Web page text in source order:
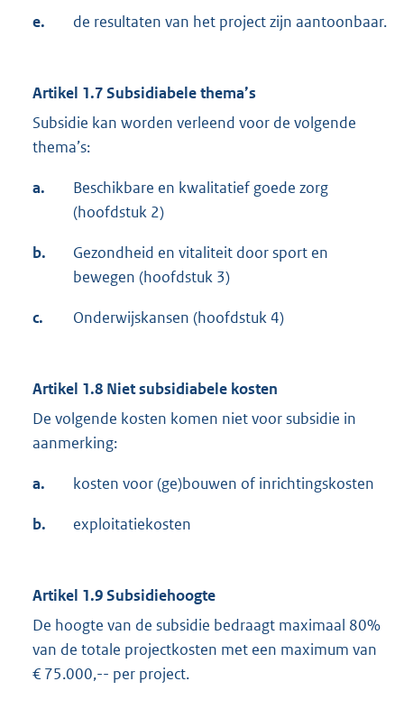
e. de resultaten van het project zijn aantoonbaar.
Artikel 1.7 Subsidiabele thema’s
Subsidie kan worden verleend voor de volgende
thema’s:
a.
Beschikbare en kwalitatief goede zorg
(hoofdstuk 2)
b.
Gezondheid en vitaliteit door sport en
bewegen (hoofdstuk 3)
c. Onderwijskansen (hoofdstuk 4)
Artikel 1.8 Niet subsidiabele kosten
De volgende kosten komen niet voor subsidie in
aanmerking:
a. kosten voor (ge)bouwen of inrichtingskosten
b. exploitatiekosten
Artikel 1.9 Subsidiehoogte
De hoogte van de subsidie bedraagt maximaal 80%
van de totale projectkosten met een maximum van
€ 75.000,-- per project.